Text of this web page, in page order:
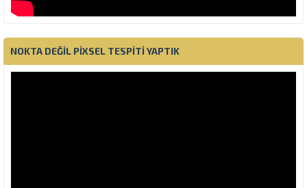
NOKTA DEĞIL PIXSEL TESPITI YAPTIK